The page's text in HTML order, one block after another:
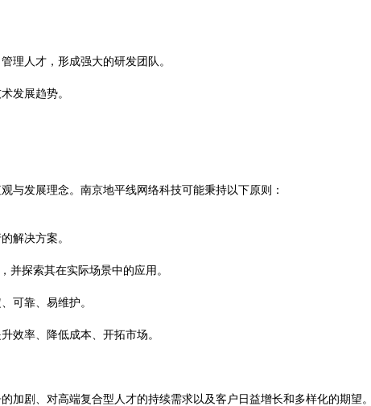
理人才，形成强大的研发团队。
发展趋势。
与发展理念。南京地平线网络科技可能秉持以下原则：
解决方案。
并探索其在实际场景中的应用。
可靠、易维护。
效率、降低成本、开拓市场。
剧、对高端复合型人才的持续需求以及客户日益增长和多样化的期望。